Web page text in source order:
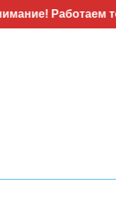
Работаем только